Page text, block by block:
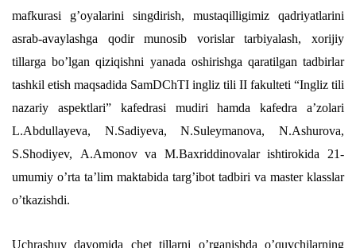
mafkurasi gʼoyalarini singdirish, mustaqilligimiz qadriyatlarini
asrab-avaylashga qodir munosib vorislar tarbiyalash, xorijiy
tillarga boʼlgan qiziqishni yanada oshirishga qaratilgan tadbirlar
tashkil etish maqsadida SamDChTI ingliz tili II fakulteti “Ingliz tili
nazariy aspektlari” kafedrasi mudiri hamda kafedra aʼzolari
L.Аbdullayeva, N.Sadiyeva, N.Suleymanova, N.Аshurova,
S.Shodiyev, А.Аmonov va M.Baxriddinovalar ishtirokida 21-
umumiy oʼrta taʼlim maktabida targʼibot tadbiri va master klasslar
oʼtkazishdi.
Uchrashuv davomida chet tillarni oʼrganishda oʼquvchilarning